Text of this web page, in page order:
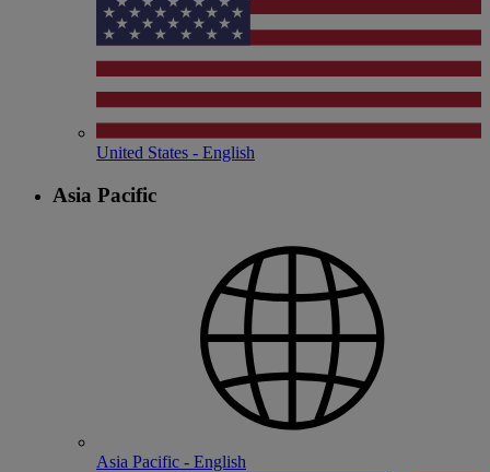
United States - English
Asia Pacific
Asia Pacific - English